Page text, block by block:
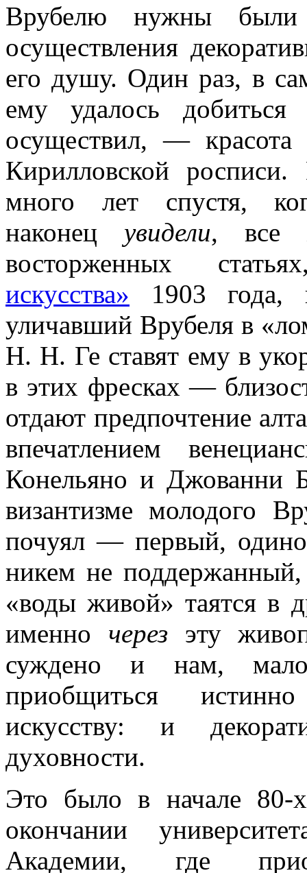
Врубелю нужны
осуществления
его душу. Один раз, в
ему удалось
осуществил, — красота
Кирилловской
много лет спустя,
наконец увидели, все
восторженных
искусства» 1903
уличавший Врубеля в
Н. Н. Ге ставят ему в
в этих фресках —
отдают предпочтение
впечатлением
Конельяно и Джованни
византизме молодого
почуял — первый,
никем не
«воды живой» таятся в
именно черезэту
суждено и нам,
приобщиться
искусству: и
духовности.
Это было в начале
окончании
Академии, где